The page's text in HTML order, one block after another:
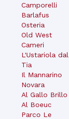
Camporelli
Barlafus
Osteria
Old West
Cameri
L'Ustariola dal
Tia
Il Mannarino
Novara
Al Gallo Brillo
Al Boeuc
Parco Le